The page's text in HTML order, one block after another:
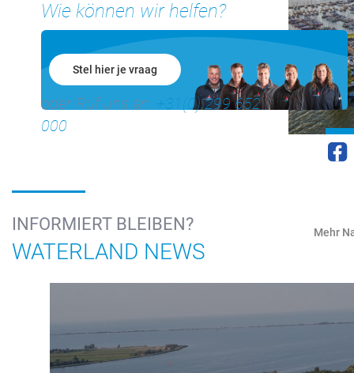
Wie können wir helfen?
Stel hier je vraag
oder Ruf uns an: +31(0) 299 652
000
INFORMIERT BLEIBEN?
WATERLAND NEWS
Mehr